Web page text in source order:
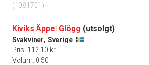
(1081701)
Kiviks Äppel Glögg (utsolgt)
Svakviner, Sverige
Pris: 112.10 kr
Volum: 0.50 l